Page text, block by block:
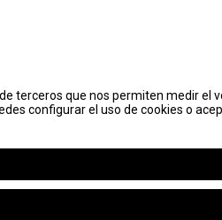
terceros que nos permiten medir el
configurar el uso de cookies o